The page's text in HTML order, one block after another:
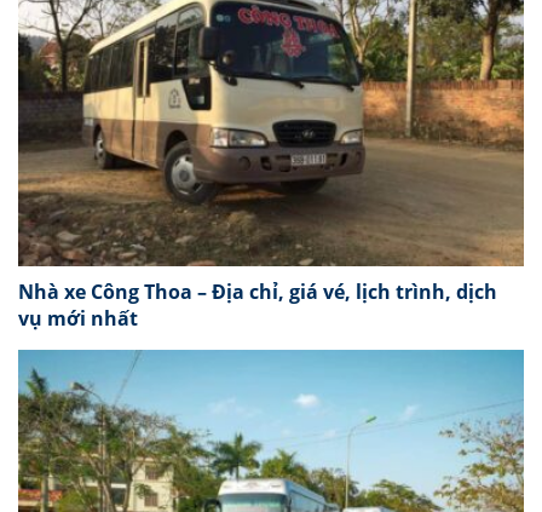
Nhà xe Công Thoa – Địa chỉ, giá vé, lịch trình, dịch
vụ mới nhất